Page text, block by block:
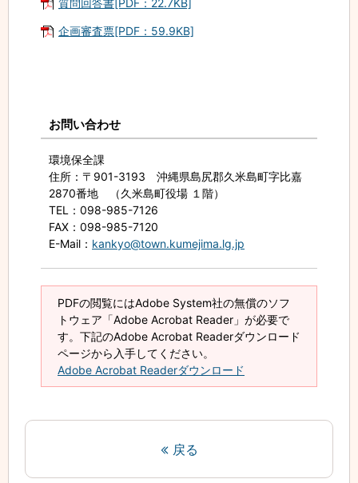
質問回答書[PDF：22.7KB]
企画審査票[PDF：59.9KB]
お問い合わせ
環境保全課
住所 ：〒901-3193 沖縄県島尻郡久米島町字比嘉
2870番地 （久米島町役場 １階）
TEL
：098-985-7126
FAX ：098-985-7120
E-Mail ： kankyo@town.kumejima.lg.jp
PDFの閲覧にはAdobe System社の無償のソフ
トウェア「Adobe Acrobat Reader」が必要で
す。下記のAdobe Acrobat Readerダウンロード
ページから入手してください。
Adobe Acrobat Readerダウンロード
戻る